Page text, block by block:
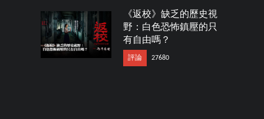
《返校》缺乏的歷史視
野：白色恐怖鎮壓的只
有自由嗎？
評論 27680